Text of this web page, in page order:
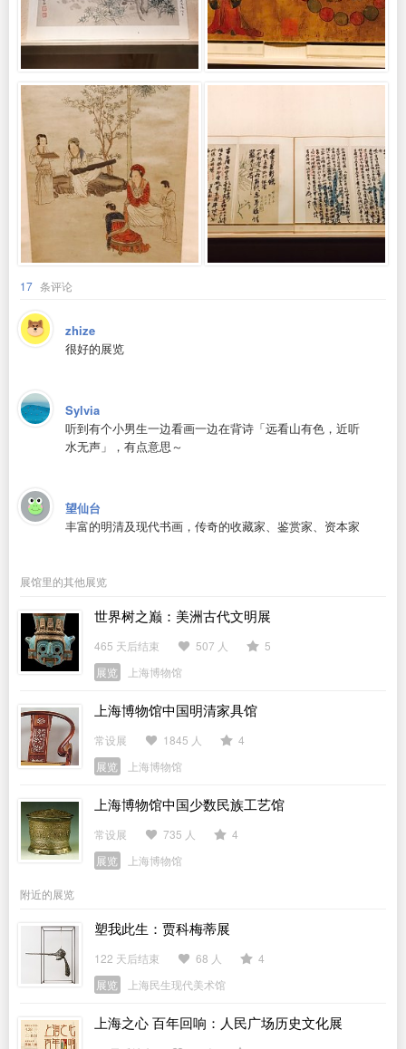
17 条评论
zhize
很好的展览
Sylvia
听到有个小男生一边看画一边在背诗「远看山有色，近听
水无声」，有点意思～
望仙台
丰富的明清及现代书画，传奇的收藏家、鉴赏家、资本家
展馆里的其他展览
世界树之巅：美洲古代文明展
465 天后结束 507 人
5
展览
上海博物馆
上海博物馆中国明清家具馆
常设展 1845 人
4
展览
上海博物馆
上海博物馆中国少数民族工艺馆
常设展 735 人
4
展览
上海博物馆
附近的展览
塑我此生：贾科梅蒂展
122 天后结束 68 人
4
展览
上海民生现代美术馆
上海之心 百年回响：人民广场历史文化展